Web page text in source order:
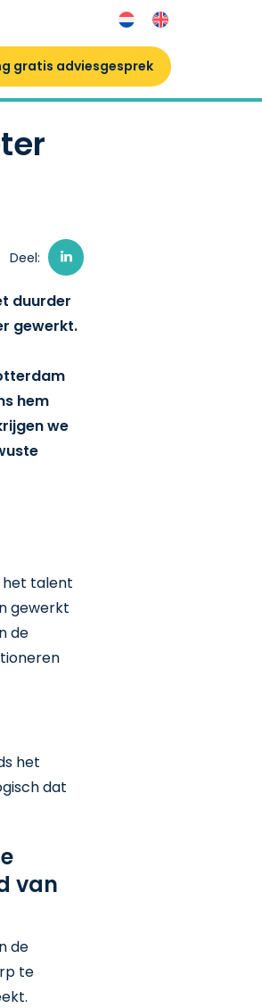
gratis adviesgesprek
Deel:
duurder
gewerkt.
hem
we
het talent
gewerkt
de
het
dat
van
de
te